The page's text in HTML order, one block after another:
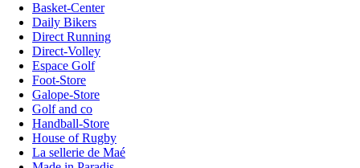
Basket-Center
Daily Bikers
Direct Running
Direct-Volley
Espace Golf
Foot-Store
Galope-Store
Golf and co
Handball-Store
House of Rugby
La sellerie de Maé